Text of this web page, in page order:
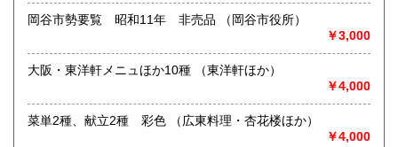
岡谷市勢要覧 昭和11年 非売品 （岡谷市役所）
￥3,000
大阪・東洋軒メニュほか10種 （東洋軒ほか）
￥4,000
菜単2種、献立2種 彩色 （広東料理・杏花楼ほか）
￥4,000